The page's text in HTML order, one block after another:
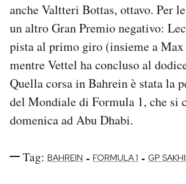
anche Valtteri Bottas, ottavo. Per
un altro Gran Premio negativo:
pista al primo giro (insieme a Max
mentre Vettel ha concluso al
Quella corsa in Bahrein è stata la
del Mondiale di Formula 1, che si
domenica ad Abu Dhabi.
Tag: BAHREIN - FORMULA 1 - GP